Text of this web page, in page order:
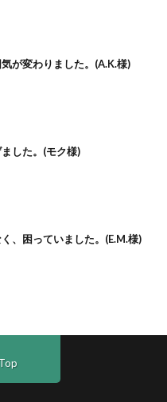
が変わりました。(A.K.様)
した。(モク様)
、困っていました。(E.M.様)